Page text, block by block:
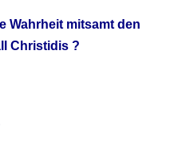
Wahrheit mitsamt den
Christidis ?